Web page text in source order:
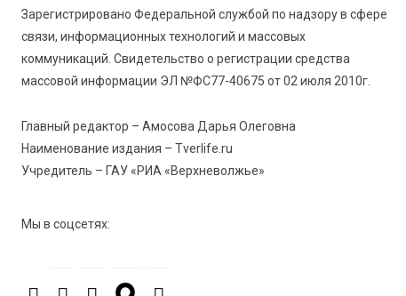
изменила библиотечную жизнь Верхневолжья
7 Авг 2026 15:30 137
«Россети Центр» отремонтировали почти 270
в Тверской области
7 Авг 2026 15:10 141
появится новая беговая трасса для
7 Авг 2026 15:02
Зарегистрировано Федеральной службой по надзору в сфере
связи, информационных технологий и массовых
коммуникаций. Свидетельство о регистрации средства
массовой информации ЭЛ №ФС77-40675 от 02 июля 2010г.
Главный редактор – Амосова Дарья Олеговна
Наименование издания – Tverlife.ru
Учредитель – ГАУ «РИА «Верхневолжье»
Мы в соцсетях: